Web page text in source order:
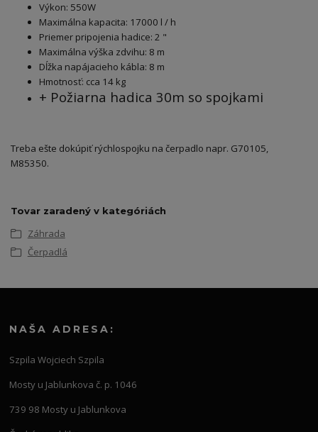
Výkon: 550W
Maximálna kapacita: 17000 l / h
Priemer pripojenia hadice: 2 "
Maximálna výška zdvihu: 8 m
Dĺžka napájacieho kábla: 8 m
Hmotnosť: cca 14 kg
+ Požiarna hadica 30m so spojkami
Treba ešte dokúpiť rýchlospojku na čerpadlo napr. G70105,
M85350.
Tovar zaradený v kategóriách
Záhrada
Čerpadlá
NAŠA ADRESA:
Szpila Wojciech Szpila
Mosty u Jablunkova č. p. 1046
739 98 Mosty u Jablunkova